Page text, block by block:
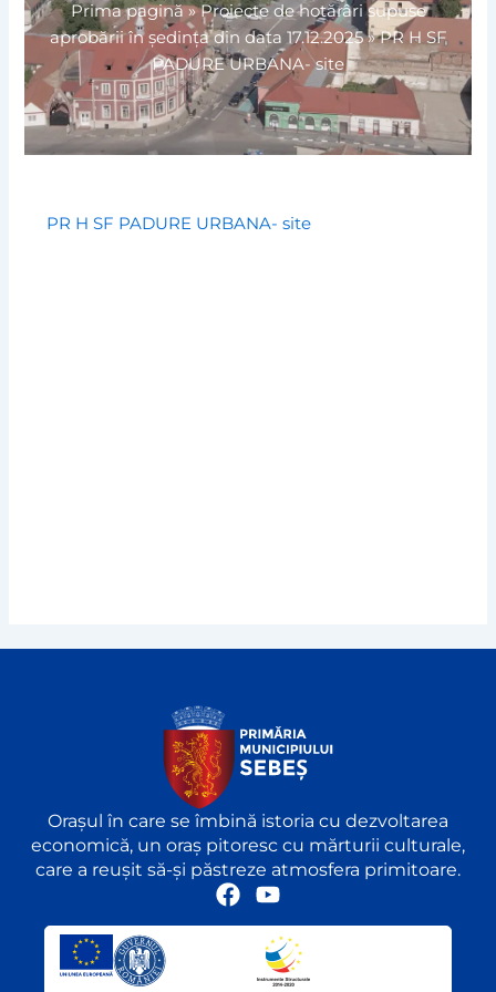
Prima pagină»Proiecte de hotărâri supuse
aprobării în ședința din data 17.12.2025»PR H SF
PADURE URBANA- site
PR H SF PADURE URBANA- site
Orașul în care se îmbină istoria cu dezvoltarea
economică, un oraș pitoresc cu mărturii culturale,
care a reușit să-și păstreze atmosfera primitoare.
F
Y
u
t